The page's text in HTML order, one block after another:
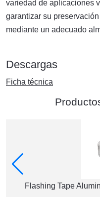
variedad de aplicaciones
garantizar su
mediante un adecuado
Descargas
Ficha técnica
Flashing Tape